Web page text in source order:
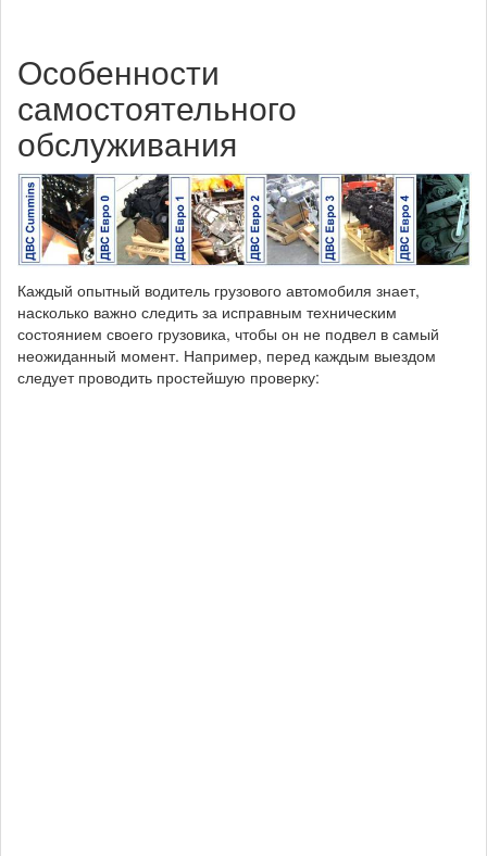
Особенности
самостоятельного
обслуживания
Каждый опытный водитель грузового автомобиля знает,
насколько важно следить за исправным техническим
состоянием своего грузовика, чтобы он не подвел в самый
неожиданный момент. Например, перед каждым выездом
следует проводить простейшую проверку: